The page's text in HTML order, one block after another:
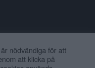
nödvändiga för att
att klicka på